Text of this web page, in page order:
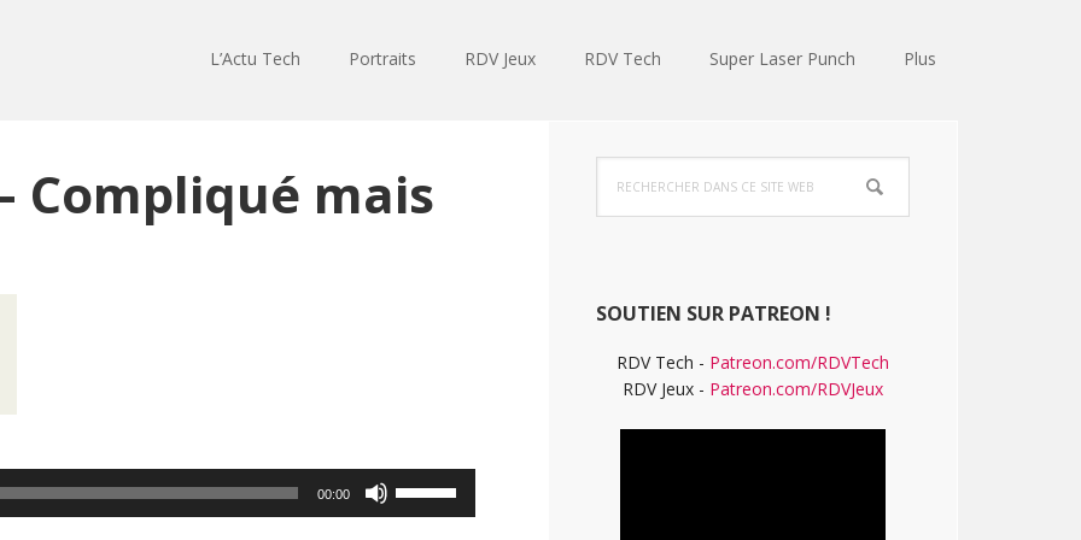
L’Actu Tech Portraits RDV Jeux RDV Tech Super Laser Punch Plus
Compliqué mais
00:00
les
Barre
latérale
dans
ce
SOUTIEN SUR PATREON !
RDV Tech - Patreon.com/RDVTech
RDV Jeux - Patreon.com/RDVJeux